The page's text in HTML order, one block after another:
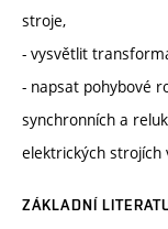
stroje,
- vysvětlit
- napsat pohybové
synchronních a
elektrických strojích
ZÁKLADNÍ